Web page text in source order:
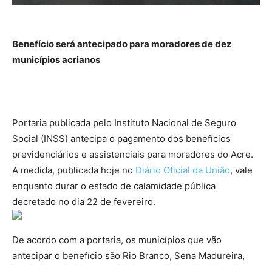
Benefício será antecipado para moradores de dez
municípios acrianos
Portaria publicada pelo Instituto Nacional de Seguro
Social (INSS) antecipa o pagamento dos benefícios
previdenciários e assistenciais para moradores do Acre.
A medida, publicada hoje no Diário Oficial da União, vale
enquanto durar o estado de calamidade pública
decretado no dia 22 de fevereiro.
De acordo com a portaria, os municípios que vão
antecipar o benefício são Rio Branco, Sena Madureira,